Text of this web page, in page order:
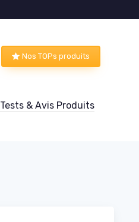
Nos TOPs produits
Tests & Avis Produits